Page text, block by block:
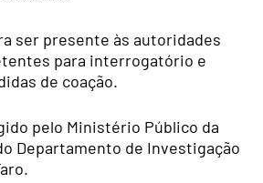
ser presente às autoridades
para interrogatório e
de coação.
pelo Ministério Público da
Departamento de Investigação